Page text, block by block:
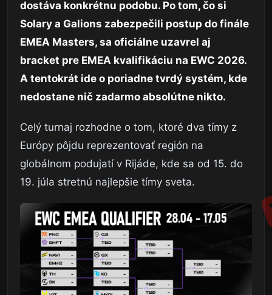
dostáva konkrétnu podobu. Po tom, čo si
Solary a Galions zabezpečili postup do finále
EMEA Masters, sa oficiálne uzavrel aj
bracket pre EMEA kvalifikáciu na EWC 2026.
A tentokrát ide o poriadne tvrdý systém, kde
nedostane nič zadarmo absolútne nikto.
Celý turnaj rozhodne o tom, ktoré dva tímy z
Európy pôjdu reprezentovať región na
globálnom podujatí v Rijáde, kde sa od 15. do
19. júla stretnú najlepšie tímy sveta.